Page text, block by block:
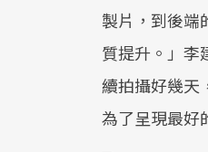
製片，到後端
質提升。」李
續拍攝好幾天
為了呈現最好